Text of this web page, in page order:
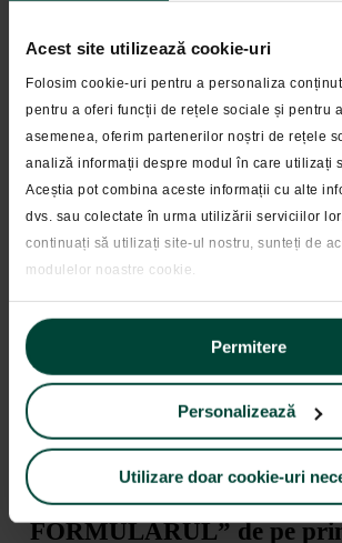
Acest site utilizează cookie-uri
Folosim cookie-uri pentru a personaliza
pentru a oferi funcții de rețele sociale și pentru
asemenea, oferim partenerilor noștri de rețele
analiză informații despre modul în care utilizați
Aceștia pot combina aceste informații cu alte
dvs. sau colectate în urma utilizării serviciilor
continuați să utilizați site-ul nostru, sunteți de
modulelor noastre cookie.
Permitere
Personalizează
Utilizare doar cookie-uri
3.4 Verificare validitate
după completarea tuturor
(apăsând butonul
FORMULARUL” de pe